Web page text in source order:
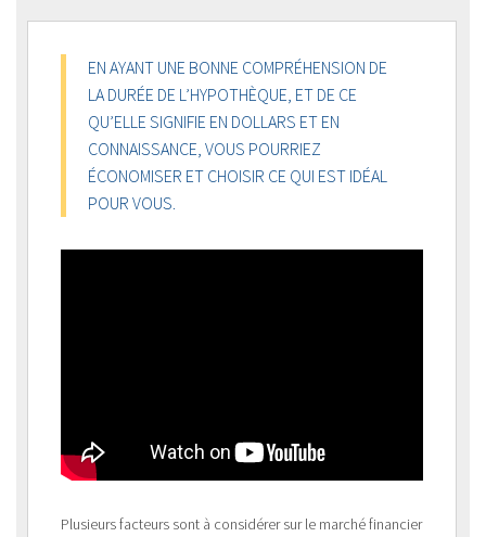
EN AYANT UNE BONNE COMPRÉHENSION DE
LA DURÉE DE L’HYPOTHÈQUE, ET DE CE
QU’ELLE SIGNIFIE EN DOLLARS ET EN
CONNAISSANCE, VOUS POURRIEZ
ÉCONOMISER ET CHOISIR CE QUI EST IDÉAL
POUR VOUS.
Plusieurs facteurs sont à considérer sur le marché financier